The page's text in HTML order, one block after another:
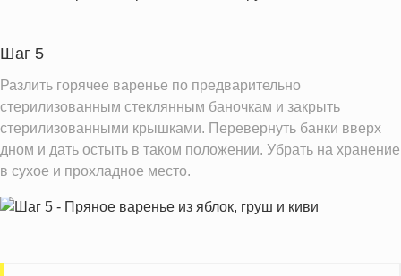
Шаг 5
Разлить горячее варенье по предварительно
стерилизованным стеклянным баночкам и закрыть
стерилизованными крышками. Перевернуть банки вверх
дном и дать остыть в таком положении. Убрать на хранение
в сухое и прохладное место.